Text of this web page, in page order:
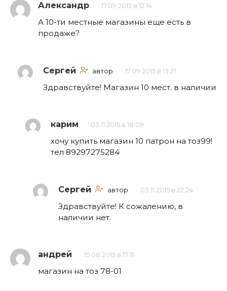
Александр 17.09.2015 в 12:14
А 10-ти местные магазины еще есть в
продаже?
Сергей автор 17.09.2015 в 13:21
Здравствуйте! Магазин 10 мест. в наличии
карим 03.11.2015 в 18:09
хочу купить магазин 10 патрон на тоз99!
тел 89297275284
Сергей автор 03.11.2015 в 22:24
Здравствуйте! К сожалению, в
наличии нет.
андрей 15.08.2015 в 17:11
магазин на тоз 78-01